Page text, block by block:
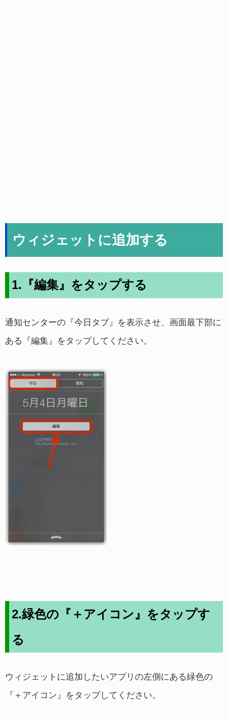
ウィジェットに追加する
1.『編集』をタップする
通知センターの『今日タブ』を表示させ、画面最下部に
ある『編集』をタップしてください。
2.緑色の『＋アイコン』をタップす
る
ウィジェットに追加したいアプリの左側にある緑色の
『＋アイコン』をタップしてください。